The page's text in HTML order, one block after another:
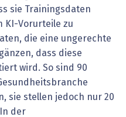
sie Trainingsdaten
KI-Vorurteile zu
die eine ungerechte
dass diese
wird. So sind 90
sie stellen jedoch nur 20
der